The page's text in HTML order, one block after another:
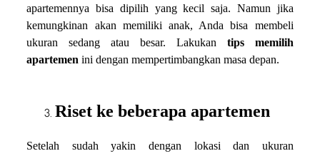
apartemennya bisa dipilih yang kecil saja. Namun jika
kemungkinan akan memiliki anak, Anda bisa membeli
ukuran sedang atau besar. Lakukan tips memilih
apartemenini dengan mempertimbangkan masa depan.
Riset ke beberapa apartemen
Setelah sudah yakin dengan lokasi dan ukuran